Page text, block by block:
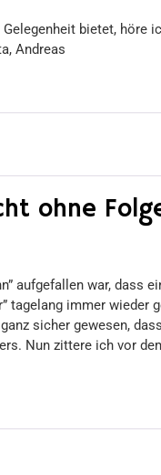
bietet,
Andreas
ohne
aufgefallen war, dass
tagelang immer
sicher gewesen,
Nun zittere ich vor